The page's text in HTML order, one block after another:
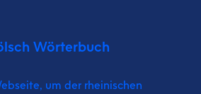
Wörterbuch
um der rheinischen